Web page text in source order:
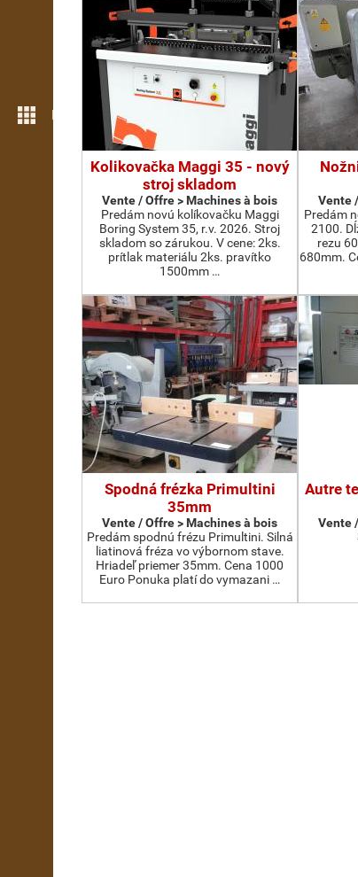
Plus de fonctions
Kolikovačka Maggi 35 - nový
stroj skladom
Vente / Offre > Machines à bois
Predám novú kolíkovačku Maggi
Boring System 35, r.v. 2026. Stroj
skladom so zárukou. V cene: 2ks.
prítlak materiálu 2ks. pravítko
1500mm …
Vente
Predám
2100.
rezu
680mm.
Spodná frézka Primultini
35mm
Vente / Offre > Machines à bois
Predám spodnú frézu Primultini. Silná
liatinová fréza vo výbornom stave.
Hriadeľ priemer 35mm. Cena 1000
Euro Ponuka platí do vymazani …
Autre
Vente